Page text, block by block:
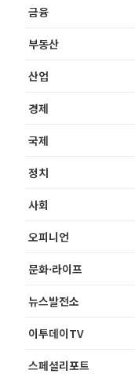
금융
부동산
산업
경제
국제
정치
사회
오피니언
문화·라이프
뉴스발전소
이투데이TV
스페셜리포트